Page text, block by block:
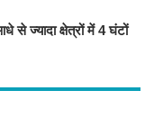
ज्यादा क्षेत्रों में 4 घंटों